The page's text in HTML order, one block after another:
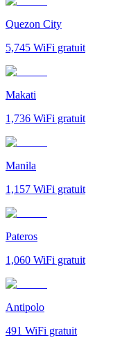
Quezon City
5,745 WiFi gratuit
Makati
1,736 WiFi gratuit
Manila
1,157 WiFi gratuit
Pateros
1,060 WiFi gratuit
Antipolo
491 WiFi gratuit